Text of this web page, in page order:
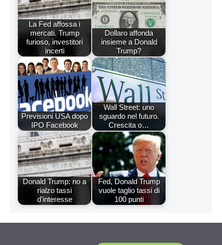
La Fed affossa i
mercati. Trump
furioso, investitori
incerti
Dollaro affonda
insieme a Donald
Trump?
Previsioni USA dopo
IPO Facebook
Wall Street: uno
sguardo nel futuro.
Crescita o…
Donald Trump: no a
rialzo tassi
d'interesse
Fed, Donald Trump
vuole taglio tassi di
100 punti